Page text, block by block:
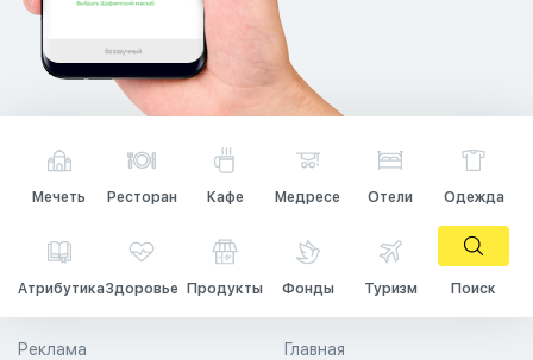
Мечеть Ресторан Кафе Медресе Отели Одежда
АтрибутикаЗдоровье Продукты Фонды Туризм Поиск
Главная
Реклама